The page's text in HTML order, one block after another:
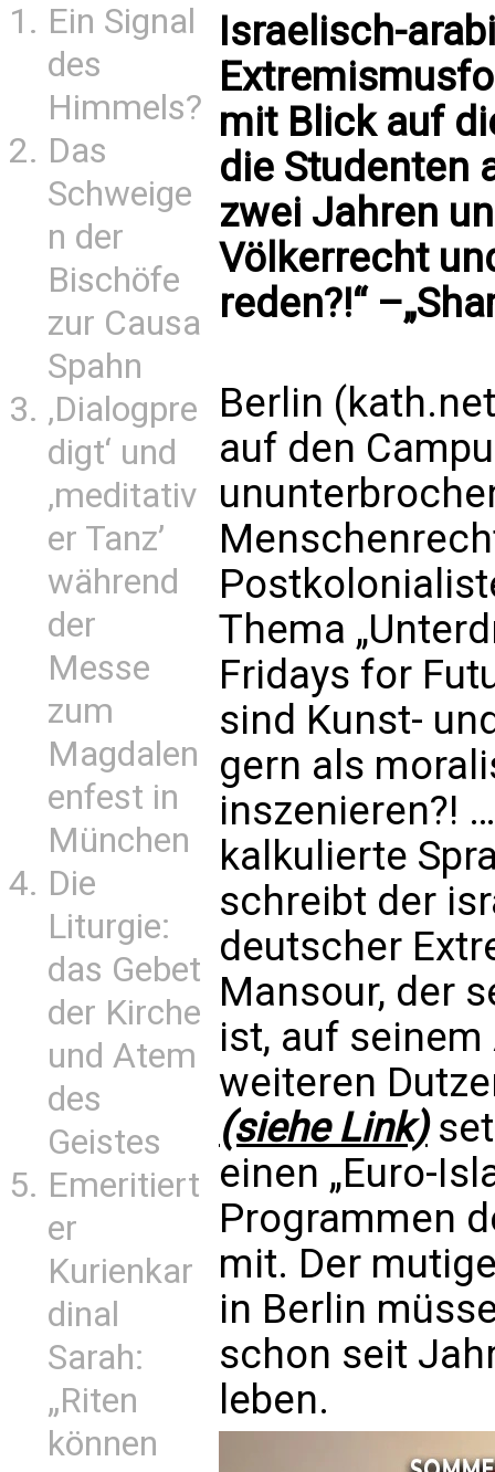
Ein Signal
des
Himmels?
Das
Schweige
n der
Bischöfe
zur Causa
Spahn
‚Dialogpre
digt‘ und
‚meditativ
er Tanz’
während
der
Messe
zum
Magdalen
enfest in
München
Die
Liturgie:
das Gebet
der Kirche
und Atem
des
Geistes
Emeritiert
er
Kurienkar
dinal
Sarah:
„Riten
können
Israelisch-
mit Blick auf
die Studenten
zwei Jahren
Völkerrecht
reden?!“
Berlin
auf den
Thema
Fridays for
sind Kunst-
gern als
inszenieren?!
kalkulierte
schreibt der
deutscher
Mansour, der
ist, auf
weiteren
(siehe Link)
einen „Euro-
Programmen
mit. Der
in Berlin
schon seit
leben.